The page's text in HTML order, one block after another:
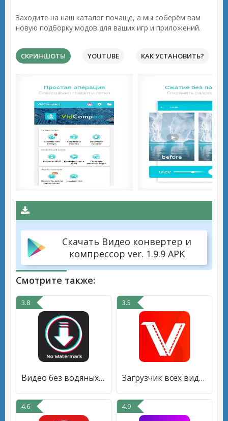
Заходите на наш каталог почаще, а мы соберём вам
новую подборку модов для ваших игр и приложений.
СКРИНШОТЫ YOUTUBE КАК УСТАНОВИТЬ?
Скачать Видео конвертер и
компрессор ver. 1.9.9 APK
Смотрите также:
3.8
Видео без водяных знаков с ТТ
3.5
Загрузчик всех видео 4k hd
4.6 4.9